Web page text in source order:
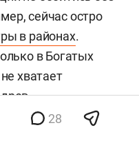
сейчас остро
в районах.
в Богатых
хватает
28